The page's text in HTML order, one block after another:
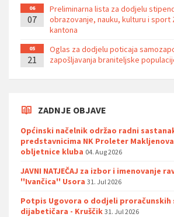
06
07
Preliminarna lista za dodjelu
obrazovanje, nauku, kulturu i sport
kantona
05
21
Oglas za dodjelu poticaja
zapošljavanja braniteljske
ZADNJE OBJAVE
Općinski načelnik održao radni
predstavnicima NK Proleter
obljetnice kluba 04. Aug 2026
JAVNI NATJEČAJ za izbor i imenovanje
''Ivančica'' Usora 31. Jul 2026
Potpis Ugovora o dodjeli proračunskih
dijabetičara - Kruščik 31. Jul 2026